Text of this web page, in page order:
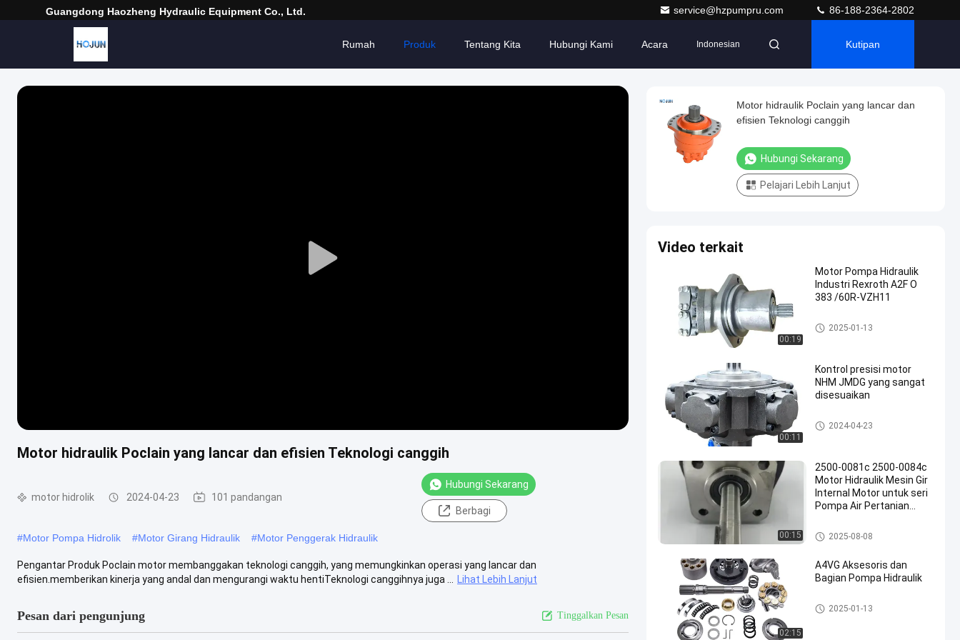
Guangdong Haozheng Hydraulic Equipment Co., Ltd. service@hzpumpru.com 86-188-2364-2802
Rumah Produk Tentang Kita Hubungi Kami Acara Indonesian Kutipan
Play
Motor hidraulik Poclain yang lancar dan efisien Teknologi canggih
motor hidrolik 2024-04-23 101 pandangan
Hubungi Sekarang
Berbagi
#Motor Pompa Hidrolik #Motor Girang Hidraulik #Motor Penggerak Hidraulik
Pengantar Produk Poclain motor membanggakan teknologi canggih, yang memungkinkan operasi yang lancar dan
efisien.memberikan kinerja yang andal dan mengurangi waktu hentiTeknologi canggihnya juga ...
Lihat Lebih Lanjut
Pesan dari pengunjung Tinggalkan Pesan
Motor hidraulik Poclain yang lancar dan
efisien Teknologi canggih
Hubungi Sekarang
Pelajari Lebih Lanjut
Video terkait
00:19
Motor Pompa Hidraulik
Industri Rexroth A2F O
383 /60R-VZH11
motor hidrolik
2025-01-13
00:11
Kontrol presisi motor
NHM JMDG yang sangat
disesuaikan
motor hidrolik
2024-04-23
00:15
2500-0081c 2500-0084c
Motor Hidraulik Mesin Gir
Internal Motor untuk seri
Pompa Air Pertanian
motor hidrolik
2025-08-08
02:15
A4VG Aksesoris dan
Bagian Pompa Hidraulik
motor hidrolik
2025-01-13